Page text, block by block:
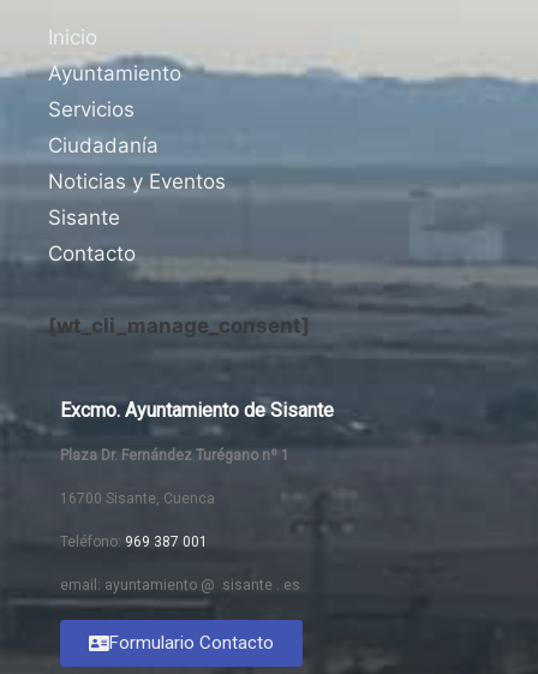
Inicio
Ayuntamiento
Servicios
Ciudadanía
Noticias y Eventos
Sisante
Contacto
[wt_cli_manage_consent]
Excmo. Ayuntamiento de Sisante
Plaza Dr. Fernández Turégano nº 1
16700 Sisante, Cuenca
Teléfono: 969 387 001
email: ayuntamiento @ sisante . es
Formulario Contacto